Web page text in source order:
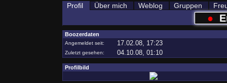
Profil Über mich Weblog Gruppen
●
Boozerdaten
Angemeldet seit: 17.02.08, 17:23
Zuletzt gesehen: 04.10.08, 01:10
Profilbild